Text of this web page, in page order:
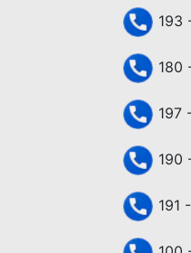
193
180
197
190
191